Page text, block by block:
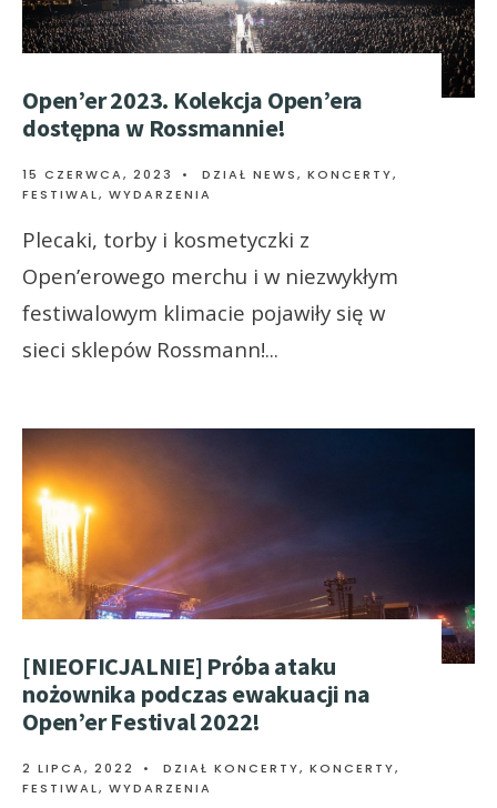
Open’er 2023. Kolekcja Open’era
dostępna w Rossmannie!
15 CZERWCA, 2023 • DZIAŁ NEWS, KONCERTY,
FESTIWAL, WYDARZENIA
Plecaki, torby i kosmetyczki z
Open’erowego merchu i w niezwykłym
festiwalowym klimacie pojawiły się w
sieci sklepów Rossmann!...
[NIEOFICJALNIE] Próba ataku
nożownika podczas ewakuacji na
Open’er Festival 2022!
2 LIPCA, 2022 • DZIAŁ KONCERTY, KONCERTY,
FESTIWAL, WYDARZENIA